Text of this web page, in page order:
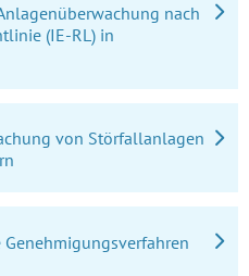
nach
(IE-RL) in
von Störfallanlagen